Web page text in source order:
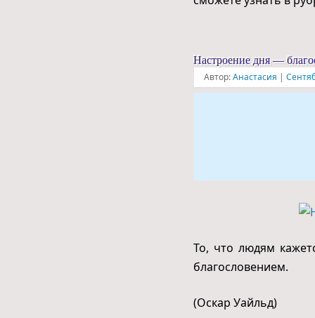
Настроение дня —
Автор:Анастасия |
То, что людям
благословением.
(Оскар Уайльд)